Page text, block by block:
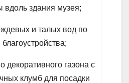
вдоль здания музея;
и талых вод по
газона с
клумб для посадки